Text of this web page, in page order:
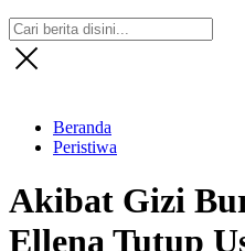
Beranda
Peristiwa
Akibat Gizi
Ellena Tutup